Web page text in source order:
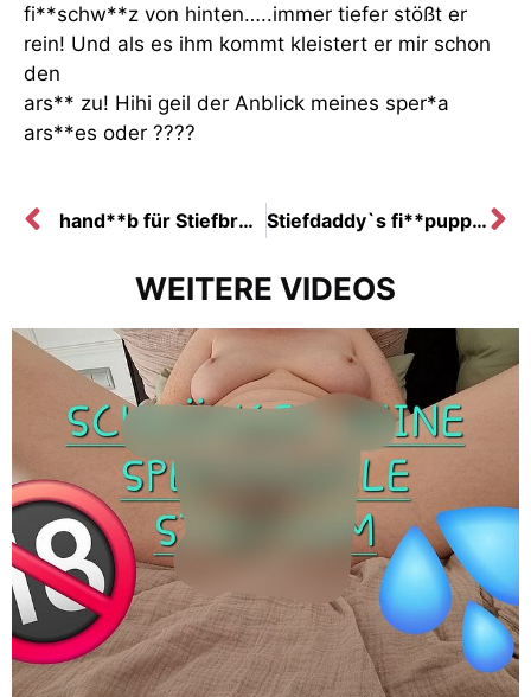
fi**schw**z von hinten…..immer tiefer stößt er
rein! Und als es ihm kommt kleistert er mir schon
den
ars** zu! Hihi geil der Anblick meines sper*a
ars**es oder ????
hand**b für Stiefbruder mit Mega sper*a Fontäne Stiefdaddy`s fi**puppe! Vor der Uni noch schnell sper*a schl**ken
WEITERE VIDEOS